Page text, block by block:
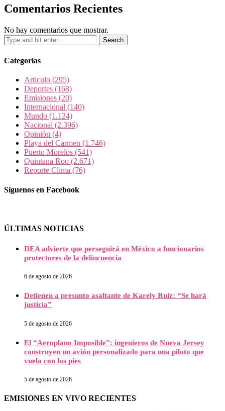
Comentarios Recientes
No hay comentarios que mostrar.
Categorías
Articulo (295)
Deportes (168)
Emisiones (20)
Internacional (140)
Mundo (1.124)
Nacional (2.396)
Opinión (4)
Playa del Carmen (1.746)
Puerto Morelos (541)
Quintana Roo (2.671)
Reporte Clima (76)
Síguenos en Facebook
ÚLTIMAS NOTICIAS
DEA advierte que perseguirá en México a funcionarios
protectores de la delincuencia
6 de agosto de 2026
Detienen a presunto asaltante de Karely Ruiz: “Se hará
justicia”
5 de agosto de 2026
El “Aeroplano Imposible”: ingenieros de Nueva Jersey
construyen un avión personalizado para una piloto que
vuela con los pies
5 de agosto de 2026
EMISIONES EN VIVO RECIENTES